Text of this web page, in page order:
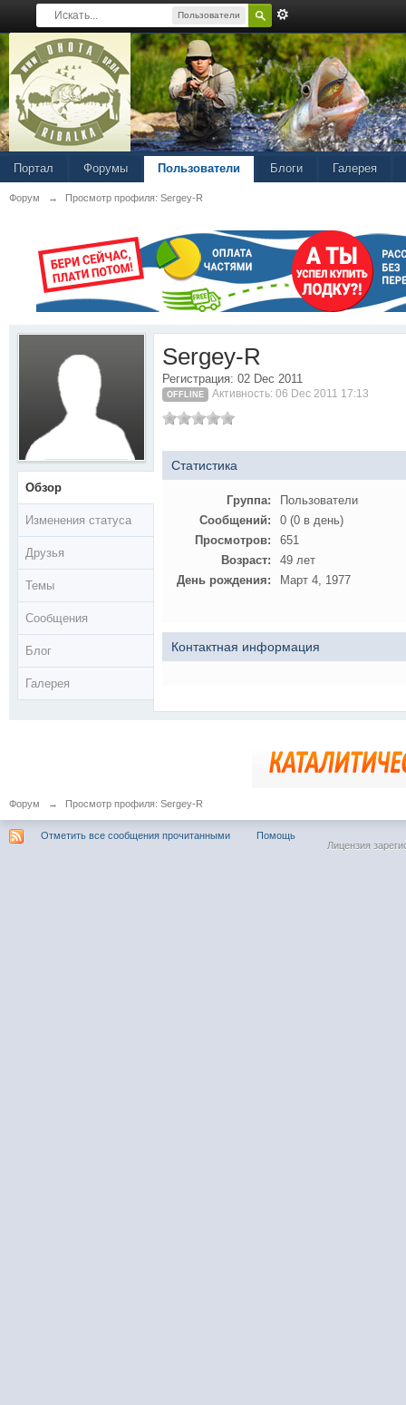
Пользователи
Портал Форумы Пользователи Блоги Галерея
Форум → Просмотр профиля: Sergey-R
Обзор
Изменения статуса
Друзья
Темы
Сообщения
Блог
Галерея
Sergey-R
Регистрация: 02 Dec 2011
OFFLINE Активность: 06 Dec 2011 17:13
Статистика
Группа:
Пользователи
Сообщений:
0 (0 в день)
Просмотров:
651
Возраст:
49 лет
День рождения:
Март 4, 1977
Контактная информация
Форум → Просмотр профиля: Sergey-R
Отметить все сообщения прочитанными
Помощь
Лицензия